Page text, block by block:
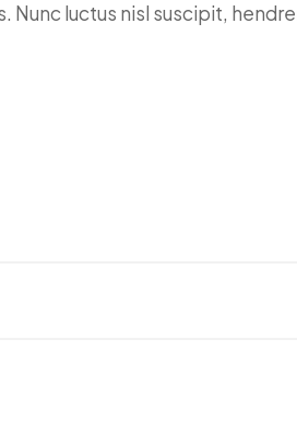
luctus nisl suscipit,